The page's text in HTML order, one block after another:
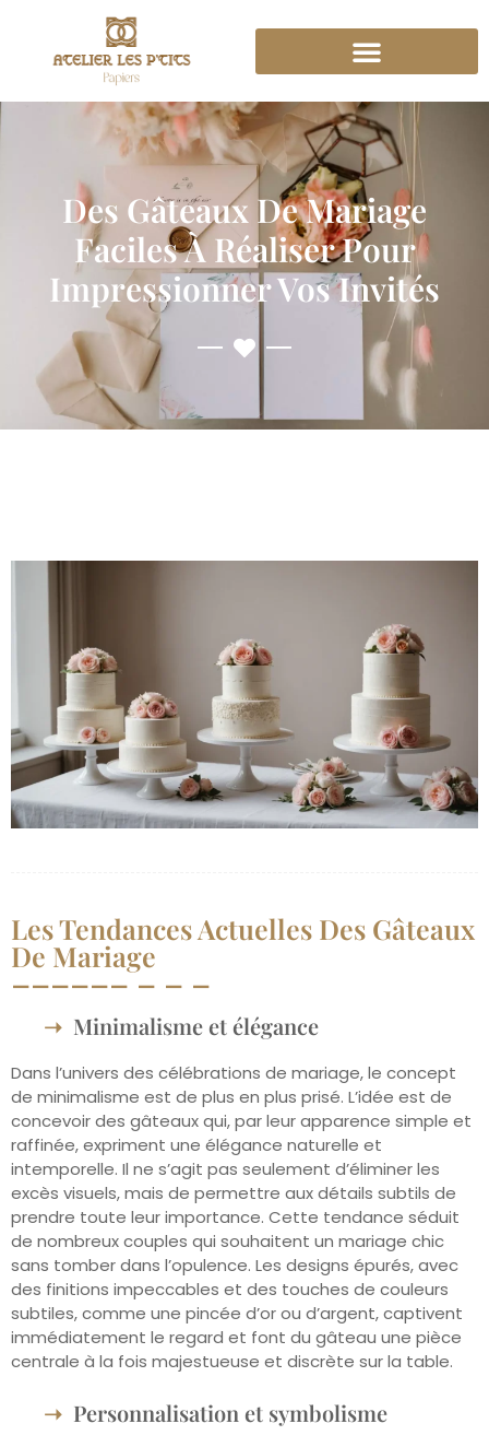
Des Gâteaux De Mariage
Faciles À Réaliser Pour
Impressionner Vos Invités
Les Tendances Actuelles Des Gâteaux
De Mariage
Minimalisme et élégance
Dans l’univers des célébrations de mariage, le concept
de minimalisme est de plus en plus prisé. L’idée est de
concevoir des gâteaux qui, par leur apparence simple et
raffinée, expriment une élégance naturelle et
intemporelle. Il ne s’agit pas seulement d’éliminer les
excès visuels, mais de permettre aux détails subtils de
prendre toute leur importance. Cette tendance séduit
de nombreux couples qui souhaitent un mariage chic
sans tomber dans l’opulence. Les designs épurés, avec
des finitions impeccables et des touches de couleurs
subtiles, comme une pincée d’or ou d’argent, captivent
immédiatement le regard et font du gâteau une pièce
centrale à la fois majestueuse et discrète sur la table.
Personnalisation et symbolisme